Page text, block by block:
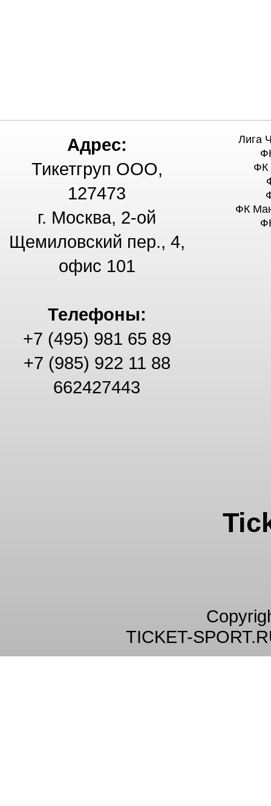
Адрес:
Тикетгруп ООО,
127473
г. Москва, 2-ой
Щемиловский пер., 4,
офис 101
Телефоны:
+7 (495) 981 65 89
+7 (985) 922 11 88
662427443
Лига
ФК
ФК
TICKET-